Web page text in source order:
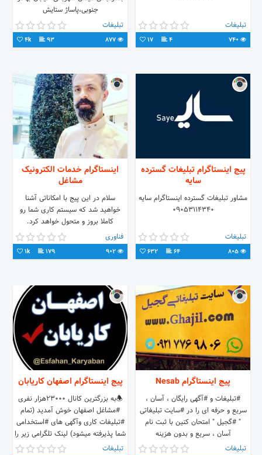
تبلیغات
4
17
جنوبی،پاساژ ستایش
تبلیغات
93
4k
پیج اینستاگرام تبلیغات گسترده
سایه
مشاور تبلیغات گسترده اینستاگرام سایه
09053114340
تبلیغات
64
632
اینستاگرام خدمات الکترونیک
مشاغل
سلام در این پیج با امکاناتی آشنا
خواهید شد که سیستم کاری شما رو
کاملا بروز و متحول خواهد کرد.
کارشناس ارشد فروش 1)کارت ویزیت
الکترونیک 2)کد های ussd (ستاره مربع
)خطوط جدید تلفن همراه برای صاحبین
ویروس پادویش و همینطور مشاوره
کسب درآمد آنلاین شغل دوم با کمترین
سرمایه کارشناس فروش سارانی
09358730386 09192192149
فناوری
179
1k
پیج اینستاگرام Nesab
#تبلیغات و #آگهی رایگان ، آسان ،
سریع و حرفه ای را در #سایت تبلیغاتی
" #گجیل " امتحان کنین با ثبت نام
آسان ، سریع و بدون هزینه
تبلیغات
پیج اینستاگرام اصفهان کاریابان
🕭به بزرگترین کانال 23000هزار نفری
#مشاغل اصفهان خوش آمدید (تمام
#تبلیغات کاری وآگهی های #استخدامی
شما پذیرفته میشود) لینک تلگرامی زیر را
دنبال کنید👇
تبلیغات